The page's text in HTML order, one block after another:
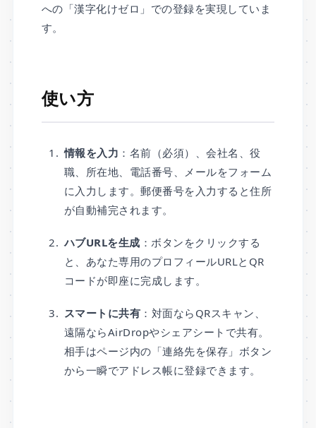
への「漢字化けゼロ」での登録を実現していま
す。
使い方
情報を入力 ：名前（必須）、会社名、役
職、所在地、電話番号、メールをフォーム
に入力します。郵便番号を入力すると住所
が自動補完されます。
ハブURLを生成 ：ボタンをクリックする
と、あなた専用のプロフィールURLとQR
コードが即座に完成します。
スマートに共有 ：対面ならQRスキャン、
遠隔ならAirDropやシェアシートで共有。
相手はページ内の「連絡先を保存」ボタン
から一瞬でアドレス帳に登録できます。